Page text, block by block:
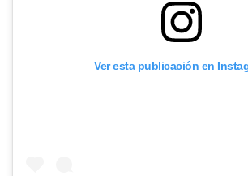
Ver esta publicación en